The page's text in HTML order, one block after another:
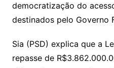
democratização do
destinados pelo Governo
Sia (PSD) explica que a
repasse de